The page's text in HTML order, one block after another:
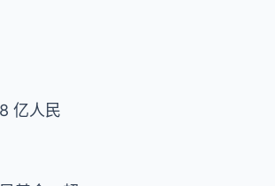
亿人民